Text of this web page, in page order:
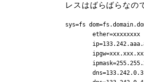
レスはばらばらなの
sys=fs
	ether=xxxxxxxx
	dns=133.242.0.3